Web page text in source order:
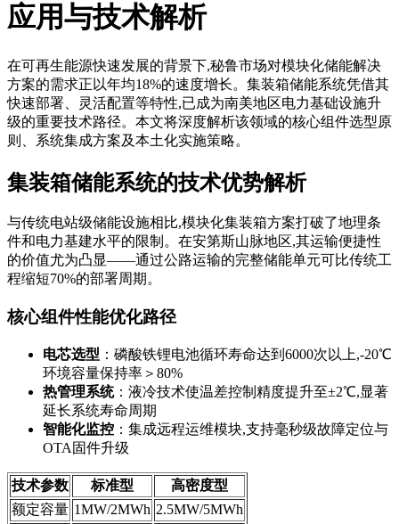
应用与技术解析
在可再生能源快速发展的背景下,秘鲁市场对模块化储能解决
方案的需求正以年均18%的速度增长。集装箱储能系统凭借其
快速部署、灵活配置等特性,已成为南美地区电力基础设施升
级的重要技术路径。本文将深度解析该领域的核心组件选型原
则、系统集成方案及本土化实施策略。
集装箱储能系统的技术优势解析
与传统电站级储能设施相比,模块化集装箱方案打破了地理条
件和电力基建水平的限制。在安第斯山脉地区,其运输便捷性
的价值尤为凸显——通过公路运输的完整储能单元可比传统工
程缩短70%的部署周期。
核心组件性能优化路径
电芯选型 ：磷酸铁锂电池循环寿命达到6000次以上,-20℃
环境容量保持率＞80%
热管理系统：液冷技术使温差控制精度提升至±2℃,显著
延长系统寿命周期
智能化监控 ：集成远程运维模块,支持毫秒级故障定位与
OTA固件升级
技术参数 标准型
高密度型
额定容量 1MW/2MWh 2.5MW/5MWh